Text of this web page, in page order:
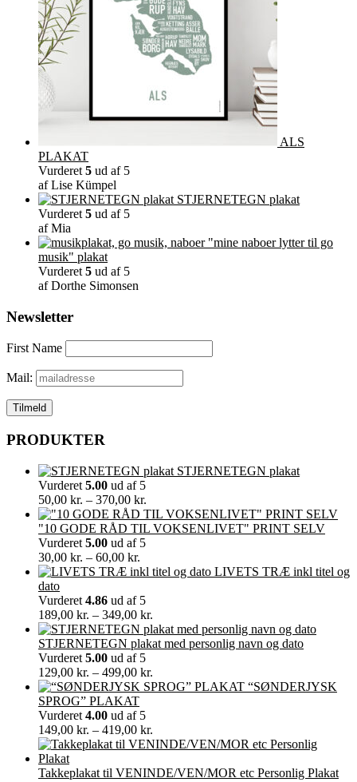
ALS
PLAKAT
Vurderet 5 ud af 5
af Lise Kümpel
STJERNETEGN plakat
Vurderet 5 ud af 5
af Mia
"mine naboer lytter til go
musik" plakat
Vurderet 5 ud af 5
af Dorthe Simonsen
Newsletter
First Name
Mail:
PRODUKTER
STJERNETEGN plakat
Vurderet 5.00 ud af 5
50,00 kr. – 370,00 kr.
50,00 kr.
til
"10 GODE RÅD TIL VOKSENLIVET" PRINT SELV
Vurderet 5.00 ud af 5
30,00 kr. – 60,00 kr.
30,00 kr.
60,00 kr.
LIVETS TRÆ inkl titel og
dato
Vurderet 4.86 ud af 5
189,00 kr. – 349,00 kr.
189,00 kr.
til
STJERNETEGN plakat med personlig navn og dato
Vurderet 5.00 ud af 5
129,00 kr. – 499,00 kr.
129,00 kr.
“SØNDERJYSK
SPROG” PLAKAT
Vurderet 4.00 ud af 5
149,00 kr. – 419,00 kr.
149,00 kr.
419,00 kr.
Takkeplakat til VENINDE/VEN/MOR etc Personlig Plakat